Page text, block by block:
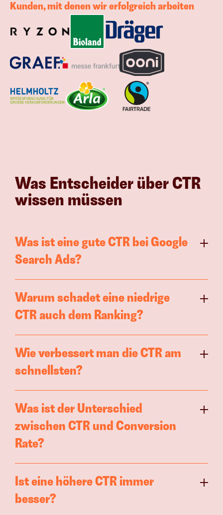
Kunden, mit denen wir erfolgreich arbeiten
Was Entscheider über CTR
wissen müssen
Was ist eine gute CTR bei Google
Search Ads?
Warum schadet eine niedrige
CTR auch dem Ranking?
Wie verbessert man die CTR am
schnellsten?
Was ist der Unterschied
zwischen CTR und Conversion
Rate?
Ist eine höhere CTR immer
besser?